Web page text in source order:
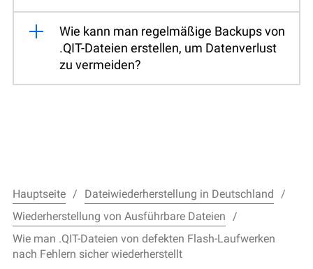
Wie kann man regelmäßige Backups von
.QIT-Dateien erstellen, um Datenverlust
zu vermeiden?
Hauptseite
Dateiwiederherstellung in Deutschland
Wiederherstellung von Ausführbare Dateien
Wie man .QIT-Dateien von defekten Flash-Laufwerken
nach Fehlern sicher wiederherstellt